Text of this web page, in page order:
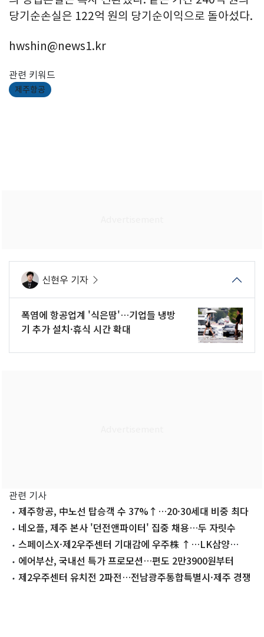
당기순손실은 122억 원의 당기순이익으로 돌아섰다.
hwshin@news1.kr
관련 키워드
제주항공
신현우 기자
폭염에 항공업계 '식은땀'…기업들 냉방
기 추가 설치·휴식 시간 확대
관련 기사
제주항공, 中노선 탑승객 수 37%↑…20·30세대 비중 최다
네오플, 제주 본사 '던전앤파이터' 집중 채용…두 자릿수
스페이스X·제2우주센터 기대감에 우주株 ↑…LK삼양
'上'[핫종목]
에어부산, 국내선 특가 프로모션…편도 2만3900원부터
제2우주센터 유치전 2파전…전남광주통합특별시·제주 경쟁